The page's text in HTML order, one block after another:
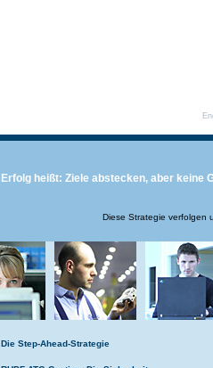
Erfolg heißt: Ziele abstecken, aber keine
Diese Strategie verfolgen
Die Step-Ahead-Strategie